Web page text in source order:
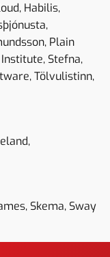
Habilis,
Plain
Stefna,
Tölvulistinn,
Skema, Sway